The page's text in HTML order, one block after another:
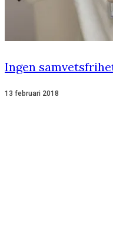
Ingen
13 februari 2018